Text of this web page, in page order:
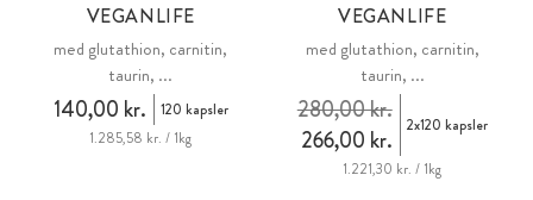
VEGANLIFE
med glutathion, carnitin,
taurin, ...
140,00 kr.
120 kapsler
1.285,58 kr. / 1kg
VEGANLIFE
med glutathion, carnitin,
taurin, ...
266,00 kr.
280,00 kr. 2x120 kapsler
1.221,30 kr. / 1kg